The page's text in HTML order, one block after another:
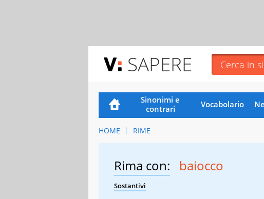
SAPERE
Sinonimi e
contrari
Vocabolario
HOME RIME
Rima con: baiocco
Sostantivi